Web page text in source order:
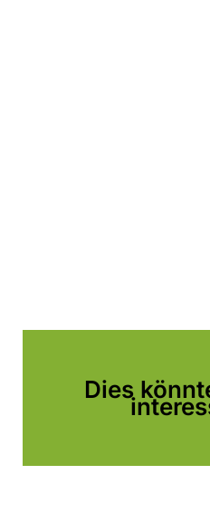
Dies